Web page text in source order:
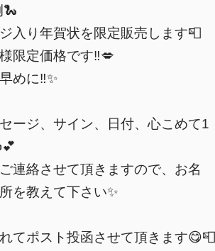
🐍
入り年賀状を限定販売します📮
限定価格です‼️💋
めに‼️✨
ージ、サイン、日付、心こめて1
連絡させて頂きますので、お名
を教えて下さい✨
てポスト投函させて頂きます😋📮